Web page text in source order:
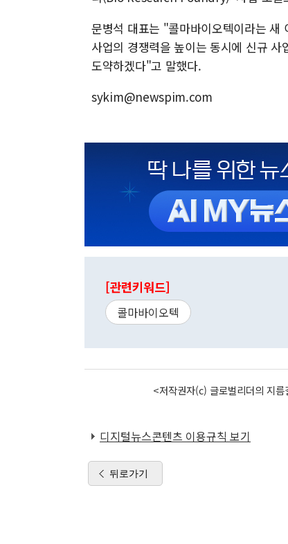
문병석 대표는 "콜마바이오텍이라는
사업의 경쟁력을 높이는 동시에 신규
도약하겠다"고 말했다.
sykim@newspim.com
[관련키워드]
콜마바이오텍
<저작권자(c) 글로벌리더의 지
디지털뉴스콘텐츠 이용규칙 보기
뒤로가기